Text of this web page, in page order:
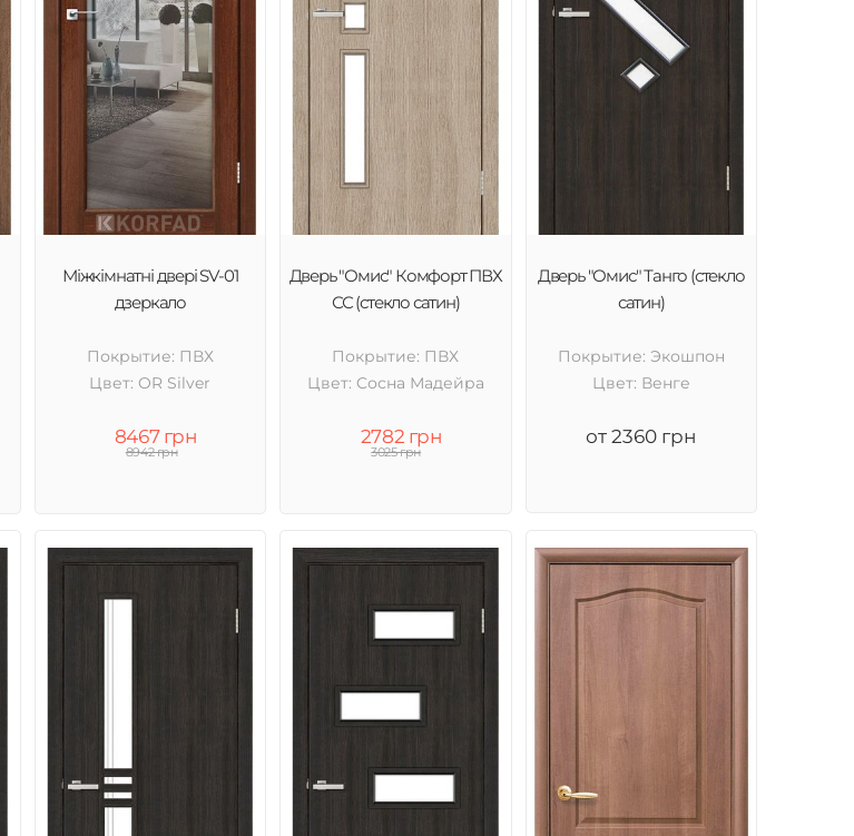
Міжкімнатні двері SV-01
дзеркало
Покрытие: ПВХ
Цвет: OR Silver
8467 грн
8942 грн
Дверь "Омис" Комфорт ПВХ
СС (стекло сатин)
Покрытие: ПВХ
Цвет: Cосна Мадейра
2782 грн
3025 грн
Дверь "Омис" Танго (стекло
сатин)
Покрытие: Экошпон
Цвет: Венге
от 2360 грн